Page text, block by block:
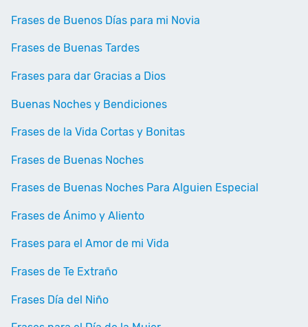
Frases de Buenos Días para mi Novia
Frases de Buenas Tardes
Frases para dar Gracias a Dios
Buenas Noches y Bendiciones
Frases de la Vida Cortas y Bonitas
Frases de Buenas Noches
Frases de Buenas Noches Para Alguien Especial
Frases de Ánimo y Aliento
Frases para el Amor de mi Vida
Frases de Te Extraño
Frases Día del Niño